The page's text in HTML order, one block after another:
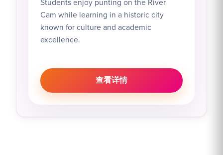
Students enjoy punting on the River
Cam while learning in a historic city
known for culture and academic
excellence.
查看详情